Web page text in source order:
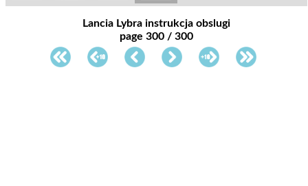
Lancia Lybra instrukcja obslugi
page 300 / 300